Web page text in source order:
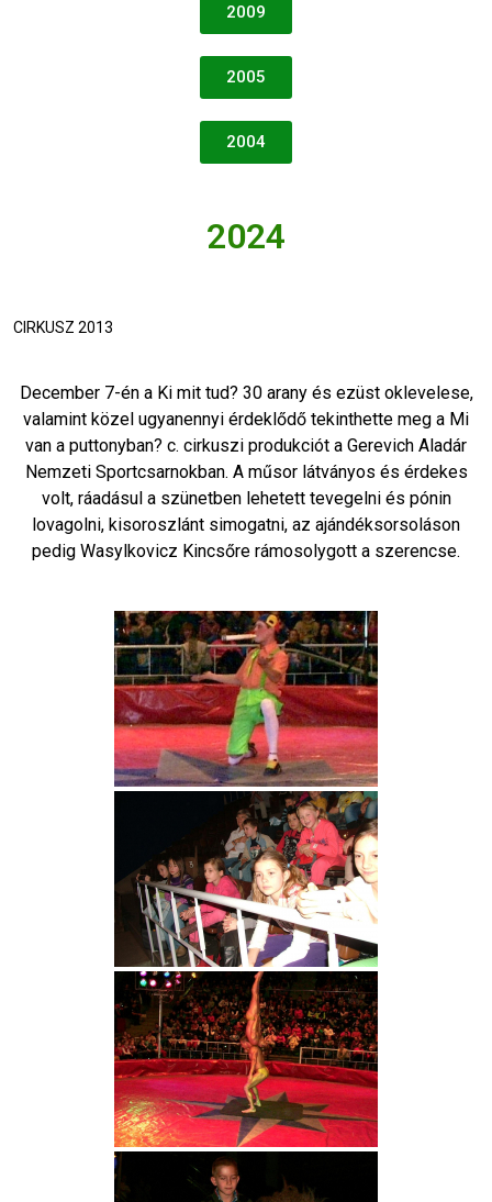
2009
2005
2004
2024
CIRKUSZ 2013
December 7-én a Ki mit tud? 30 arany és ezüst oklevelese,
valamint közel ugyanennyi érdeklődő tekinthette meg a Mi
van a puttonyban? c. cirkuszi produkciót a Gerevich Aladár
Nemzeti Sportcsarnokban. A műsor látványos és érdekes
volt, ráadásul a szünetben lehetett tevegelni és pónin
lovagolni, kisoroszlánt simogatni, az ajándéksorsoláson
pedig Wasylkovicz Kincsőre rámosolygott a szerencse.